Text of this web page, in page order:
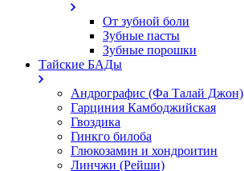
От зубной боли
Зубные пасты
Зубные порошки
Тайские БАДы
Андрографис (Фа Талай Джон)
Гарциния Камбоджийская
Гвоздика
Гинкго билоба
Глюкозамин и хондроитин
Линчжи (Рейши)